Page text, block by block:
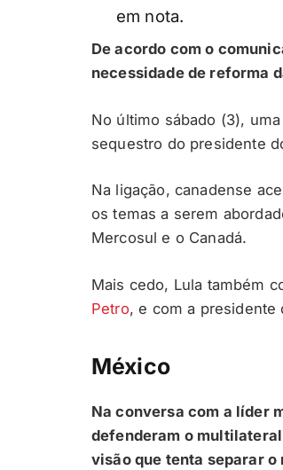
em nota.
De acordo com o
necessidade de reforma
No último sábado (3), uma
sequestro do presidente
Na ligação, canadense
os temas a serem
Mercosul e o Canadá.
Mais cedo, Lula também
Petro, e com a presidente
México
Na conversa com a líder
defenderam o
visão que tenta separar